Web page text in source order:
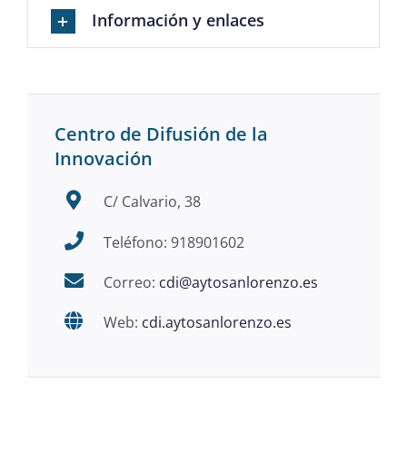
Información y enlaces
Centro de Difusión de la
Innovación
C/ Calvario, 38
Teléfono: 918901602
Correo: cdi@aytosanlorenzo.es
Web: cdi.aytosanlorenzo.es